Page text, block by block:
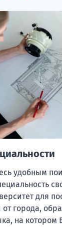
удобным
для
города,
на котором